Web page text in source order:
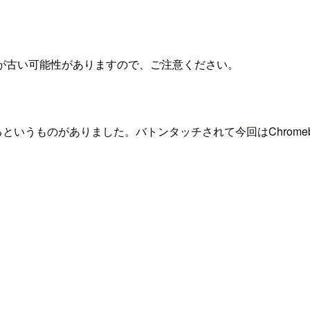
い可能性がありますので、ご注意ください。
いうものがありました。バトンタッチされて今回は